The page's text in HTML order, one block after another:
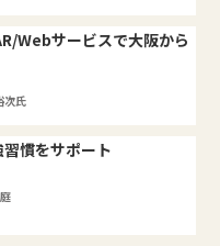
Webサービスで大阪から
次氏
慣をサポート